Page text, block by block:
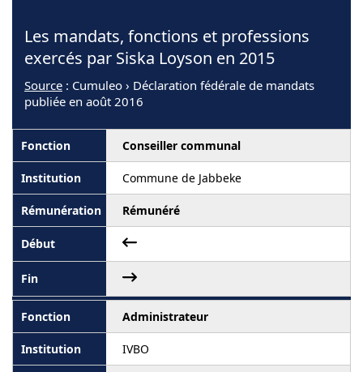
Les mandats, fonctions et professions
exercés par Siska Loyson en 2015
Source : Cumuleo › Déclaration fédérale de mandats
publiée en août 2016
Conseiller communal
Commune de Jabbeke
Rémunéré
Administrateur
IVBO